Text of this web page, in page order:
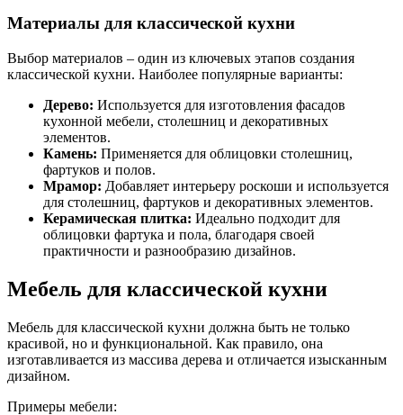
Материалы для классической кухни
Выбор материалов – один из ключевых этапов создания
классической кухни. Наиболее популярные варианты:
Дерево: Используется для изготовления фасадов
кухонной мебели, столешниц и декоративных
элементов.
Камень: Применяется для облицовки столешниц,
фартуков и полов.
Мрамор: Добавляет интерьеру роскоши и используется
для столешниц, фартуков и декоративных элементов.
Керамическая плитка: Идеально подходит для
облицовки фартука и пола, благодаря своей
практичности и разнообразию дизайнов.
Мебель для классической кухни
Мебель для классической кухни должна быть не только
красивой, но и функциональной. Как правило, она
изготавливается из массива дерева и отличается изысканным
дизайном.
Примеры мебели: